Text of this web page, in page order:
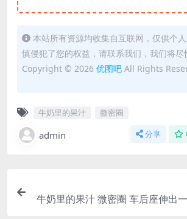
本站所有资源均收集自互联网，仅供个
慎侵犯了您的权益，请联系我们，我们将尽
Copyright © 2026 优图吧 All Rights
牛奶里的果汁 微密圈
admin 分享
牛奶里的果汁 微密圈 车后座伸出